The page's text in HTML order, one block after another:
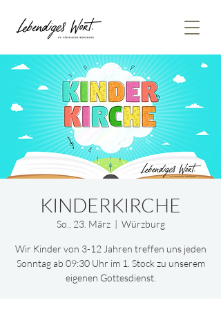
KINDERKIRCHE
So., 23. März
  |
Würzburg
Wir Kinder von 3-12 Jahren treffen uns jeden
Sonntag ab 09:30 Uhr im 1. Stock zu unserem
eigenen Gottesdienst.